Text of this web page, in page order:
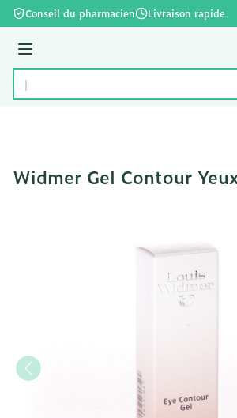
Aller au contenu
Conseil du pharmacien Livraison rapide
Menu
Rechercher
Widmer Gel Contour